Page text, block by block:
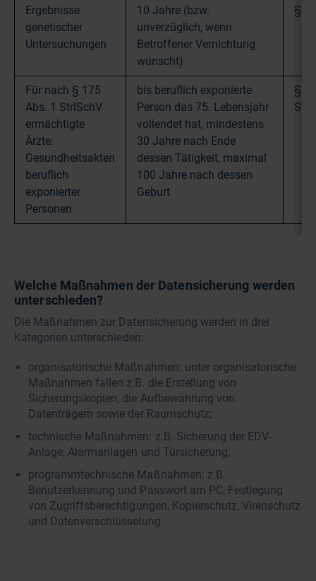
Ergebnisse
genetischer
Untersuchungen
10 Jahre (bzw.
unverzüglich, wenn
Betroffener Vernichtung
wünscht)
§
Für nach § 175
Abs. 1 StrlSchV
ermächtigte
Ärzte:
Gesundheitsakten
beruflich
exponierter
Personen
bis beruflich exponierte
Person das 75. Lebensjahr
vollendet hat, mindestens
30 Jahre nach Ende
dessen Tätigkeit, maximal
100 Jahre nach dessen
Geburt
§
Welche Maßnahmen der Datensicherung werden
unterschieden?
Die Maßnahmen zur Datensicherung werden in drei
Kategorien unterschieden:
organisatorische Maßnahmen: unter organisatorische
Maßnahmen fallen z.B. die Erstellung von
Sicherungskopien, die Aufbewahrung von
Datenträgern sowie der Raumschutz;
technische Maßnahmen: z.B. Sicherung der EDV-
Anlage, Alarmanlagen und Türsicherung;
programmtechnische Maßnahmen: z.B.
Benutzerkennung und Passwort am PC, Festlegung
von Zugriffsberechtigungen, Kopierschutz, Virenschutz
und Datenverschlüsselung.